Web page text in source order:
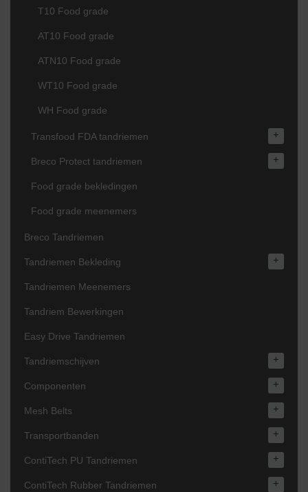
T10 Food grade
AT10 Food grade
ATN10 Food grade
WT10 Food grade
WH Food grade
Transfood FDA tandriemen +
Breco Protect tandriemen +
Food grade bekledingen
Food grade meenemers
Breco Tandriemen
Tandriemen Bekleding +
Tandriemen Meenemers
Tandriem Bewerkingen
Easy Drive Tandriemen
Tandriemschijven +
Componenten +
Mesh Belts +
Transportbanden +
ContiTech PU Tandriemen +
ContiTech Rubber Tandriemen +